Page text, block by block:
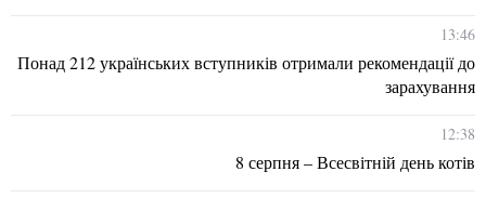
13:46
Понад 212 українських вступників отримали рекомендації до
зарахування
12:38
8 серпня – Всесвітній день котів